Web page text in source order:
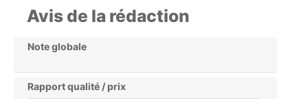
Avis de la rédaction
Note globale
Rapport qualité / prix